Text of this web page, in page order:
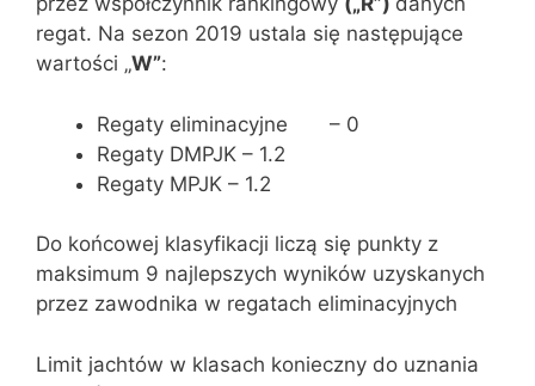
regat. Na sezon 2019 ustala się następujące
wartości „W”:
Regaty eliminacyjne – 0
Regaty DMPJK – 1.2
Regaty MPJK – 1.2
Do końcowej klasyfikacji liczą się punkty z
maksimum 9 najlepszych wyników uzyskanych
przez zawodnika w regatach eliminacyjnych
Limit jachtów w klasach konieczny do uznania